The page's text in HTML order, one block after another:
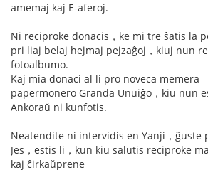
amemaj kaj E-aferoj.
Ni reciproke donacis，ke mi tre ŝatis la
pri liaj belaj hejmaj pejzaĝoj，kiuj nun
fotoalbumo.
Kaj mia donaci al li pro noveca memera
papermonero Granda Unuiĝo，kiu nun
Ankoraŭ ni kunfotis.
Neatendite ni intervidis en Yanji，ĝuste
Jes，estis li，kun kiu salutis reciproke
kaj ĉirkaŭprene